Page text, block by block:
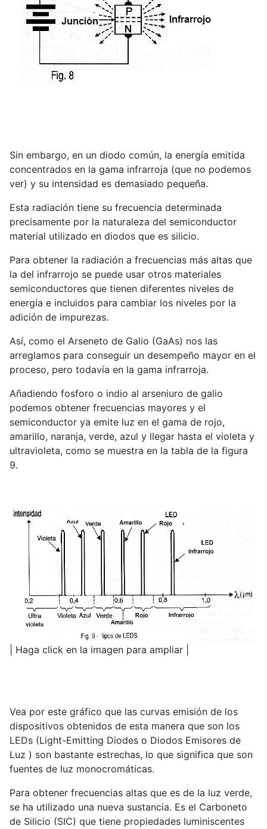
Sin embargo, en un diodo común, la energía emitida
concentrados en la gama infrarroja (que no podemos
ver) y su intensidad es demasiado pequeña.
Esta radiación tiene su frecuencia determinada
precisamente por la naturaleza del semiconductor
material utilizado en diodos que es silicio.
Para obtener la radiación a frecuencias más altas que
la del infrarrojo se puede usar otros materiales
semiconductores que tienen diferentes niveles de
energía e incluidos para cambiar los niveles por la
adición de impurezas.
Así, como el Arseneto de Galio (GaAs) nos las
arreglamos para conseguir un desempeño mayor en el
proceso, pero todavía en la gama infrarroja.
Añadiendo fosforo o indio al arseniuro de galio
podemos obtener frecuencias mayores y el
semiconductor ya emite luz en el gama de rojo,
amarillo, naranja, verde, azul y llegar hasta el violeta y
ultravioleta, como se muestra en la tabla de la figura
9.
| Haga click en la imagen para ampliar |
Vea por este gráfico que las curvas emisión de los
dispositivos obtenidos de esta manera que son los
LEDs (Light-Emitting Diodes o Diodos Emisores de
Luz ) son bastante estrechas, lo que significa que son
fuentes de luz monocromáticas.
Para obtener frecuencias altas que es de la luz verde,
se ha utilizado una nueva sustancia. Es el Carboneto
de Silicio (SIC) que tiene propiedades luminiscentes